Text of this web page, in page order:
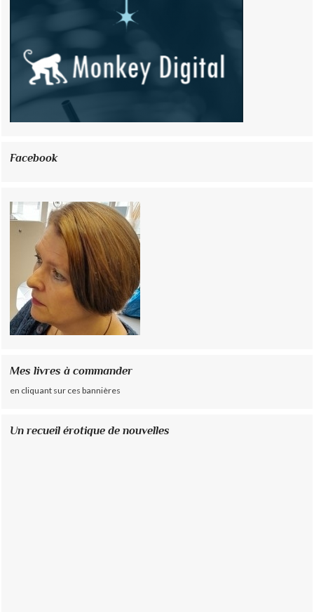
Facebook
Mes livres à commander
en cliquant sur ces bannières
Un recueil érotique de nouvelles